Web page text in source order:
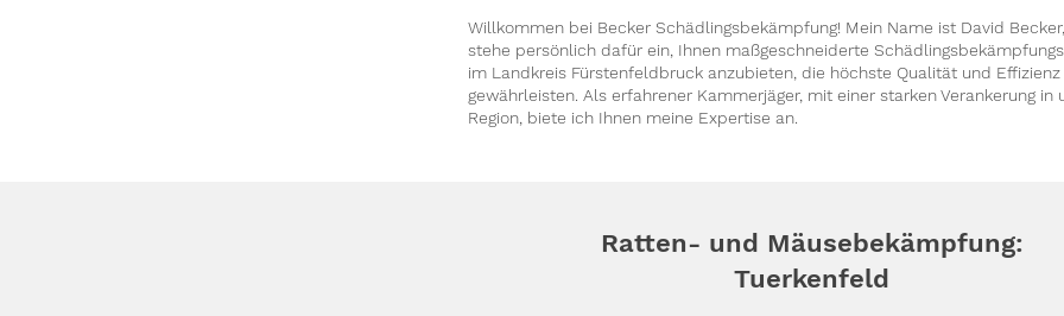
Willkommen bei Becker Schädlingsbekämpfung! Mein Name ist David
stehe persönlich dafür ein, Ihnen maßgeschneiderte
im Landkreis Fürstenfeldbruck anzubieten, die höchste Qualität und Effizienz
gewährleisten. Als erfahrener Kammerjäger, mit einer starken Verankerung in
Region, biete ich Ihnen meine Expertise an.
Ratten- und Mäusebekämpfung:
Tuerkenfeld